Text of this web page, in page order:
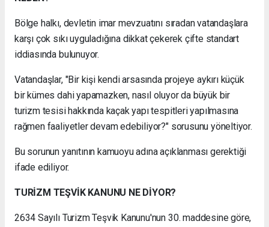
Bölge halkı, devletin imar mevzuatını sıradan vatandaşlara
karşı çok sıkı uyguladığına dikkat çekerek çifte standart
iddiasında bulunuyor.
Vatandaşlar, "Bir kişi kendi arsasında projeye aykırı küçük
bir kümes dahi yapamazken, nasıl oluyor da büyük bir
turizm tesisi hakkında kaçak yapı tespitleri yapılmasına
rağmen faaliyetler devam edebiliyor?" sorusunu yöneltiyor.
Bu sorunun yanıtının kamuoyu adına açıklanması gerektiği
ifade ediliyor.
TURİZM TEŞVİK KANUNU NE DİYOR?
2634 Sayılı Turizm Teşvik Kanunu'nun 30. maddesine göre,